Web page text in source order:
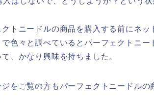
トニードルの商品を購入する前にネ
色々と調べているとパーフェクトニー
、かなり興味を持ちました。
をご覧の方もパーフェクトニードル